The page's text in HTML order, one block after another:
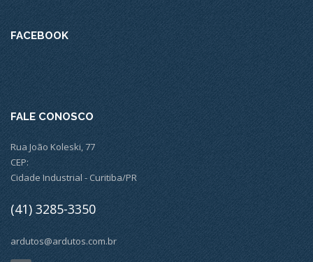
FACEBOOK
FALE CONOSCO
Rua João Koleski, 77
CEP:
Cidade Industrial - Curitiba/PR
(41) 3285-3350
ardutos@ardutos.com.br